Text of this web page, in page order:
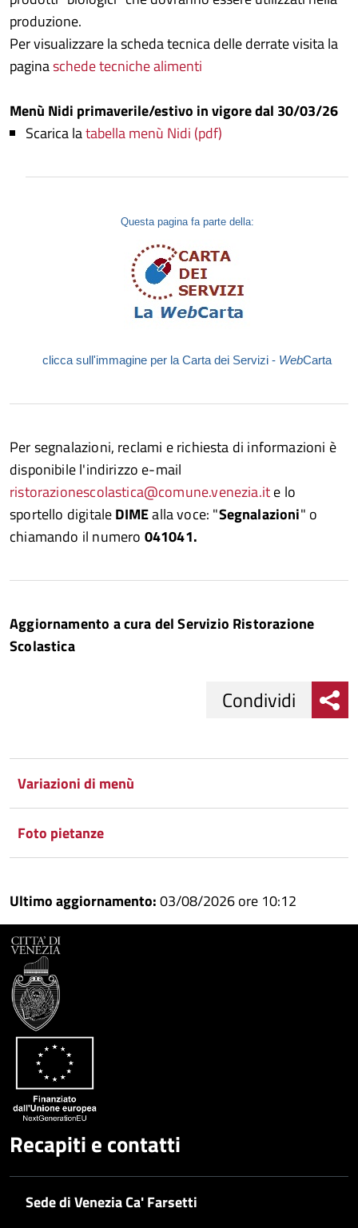
produzione.
Per visualizzare la scheda tecnica delle derrate visita la
paginaschede tecniche alimenti
Menù Nidi primaverile/estivo in vigore dal 30/03/26
Scarica latabella menù Nidi (pdf)
Questa pagina fa parte della:
clicca sull'immagine per la Carta dei Servizi - WebCarta
Per segnalazioni, reclami e richiesta di informazioni è
disponibile l'indirizzo e-mail
ristorazionescolastica@comune.venezia.ite lo
sportello digitaleDIMEalla voce: "Segnalazioni" o
chiamando il numero 041041.
Aggiornamento a cura del Servizio Ristorazione
Scolastica
Facebook
su
Twitter
Condividi
su
Google
Plus
Condividi
su
Whatsapp
Condividi
Variazioni di menù
Foto pietanze
Ultimo aggiornamento:03/08/2026 ore 10:12
Recapiti e contatti
Sede di Venezia Ca' Farsetti